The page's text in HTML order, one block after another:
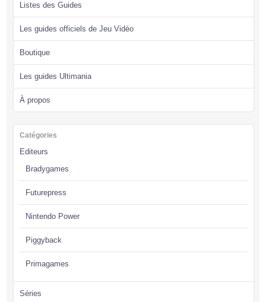
Listes des Guides
Les guides officiels de Jeu Vidéo
Boutique
Les guides Ultimania
À propos
Catégories
Editeurs
Bradygames
Futurepress
Nintendo Power
Piggyback
Primagames
Séries